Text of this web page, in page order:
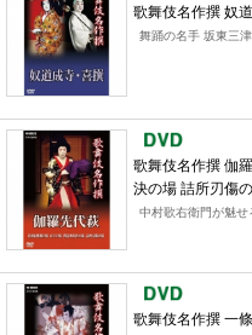
歌舞伎名作撰 奴
舞踊の名手 坂東三
歌舞伎名作撰 伽
決の場 詰所刃傷
中村歌右衛門が魅
歌舞伎名作撰 一